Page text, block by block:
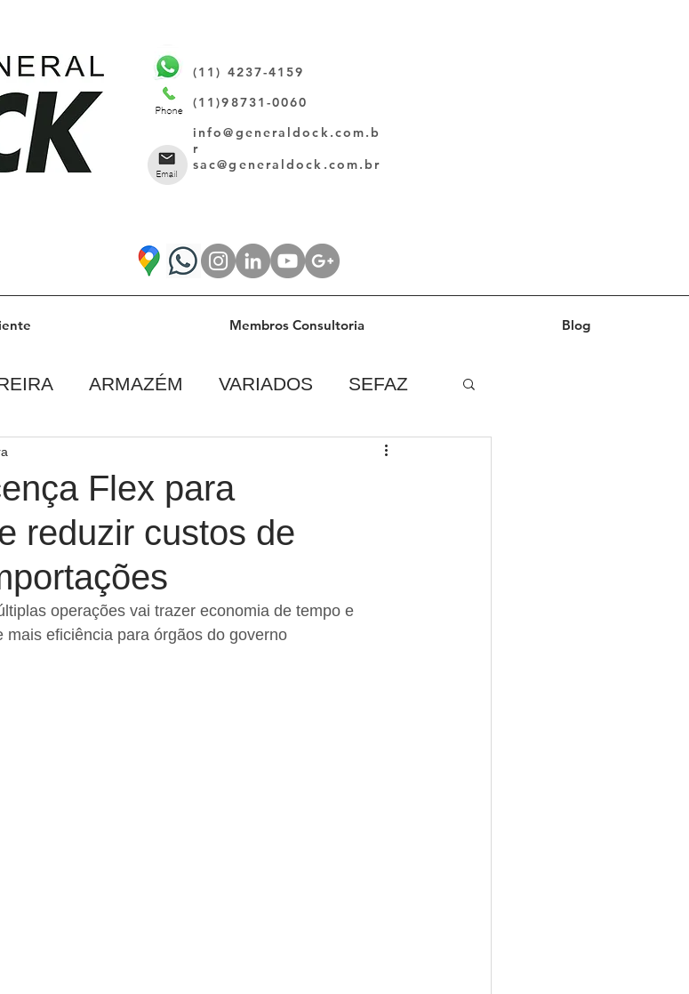
(11) 4237-4159
(11)98731-0060
info@generaldock.com.b
r
sac@generaldock.com.br
Membros Consultoria Blog
ARMAZÉM VARIADOS SEFAZ
Flex para
reduzir custos de
operações vai trazer economia de tempo e
eficiência para órgãos do governo